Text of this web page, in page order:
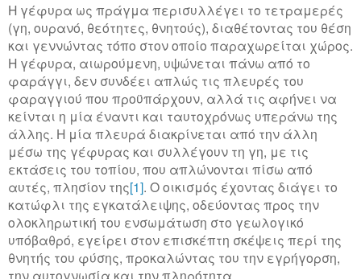
Η γέφυρα ως πράγμα περισυλλέγει το τετραμερές
(γη, ουρανό, θεότητες, θνητούς), διαθέτοντας του θέση
και γεννώντας τόπο στον οποίο παραχωρείται χώρος.
Η γέφυρα, αιωρούμενη, υψώνεται πάνω από το
φαράγγι, δεν συνδέει απλώς τις πλευρές του
φαραγγιού που προϋπάρχουν, αλλά τις αφήνει να
κείνται η μία έναντι και ταυτοχρόνως υπεράνω της
άλλης. Η μία πλευρά διακρίνεται από την άλλη
μέσω της γέφυρας και συλλέγουν τη γη, με τις
εκτάσεις του τοπίου, που απλώνονται πίσω από
αυτές, πλησίον της[1]. Ο οικισμός έχοντας διάγει το
κατώφλι της εγκατάλειψης, οδεύοντας προς την
ολοκληρωτική του ενσωμάτωση στο γεωλογικό
υπόβαθρό, εγείρει στον επισκέπτη σκέψεις περί της
θνητής του φύσης, προκαλώντας του την εγρήγορση,
την αυτογνωσία και την πληρότητα.